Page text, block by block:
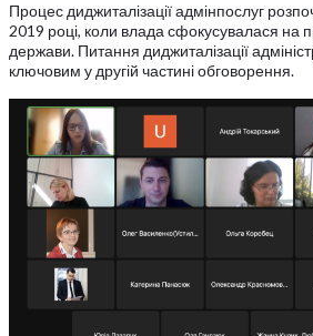
Процес диджиталізації адмінпослуг
2019 році, коли влада сфокусувалася на
держави. Питання диджиталізації
ключовим у другій частині обговорення.